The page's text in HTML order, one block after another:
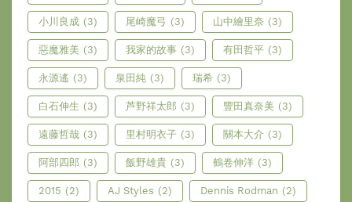
小川良成 (3) 尾崎魔弓 (3) 山中繪里奈 (3)
惡魔雅美 (3) 我家的故事 (3) 有田哲平 (3)
永源遙 (3) 泉田純 (3) 瑞希 (3)
白石伸生 (3) 芦野祥太郎 (3) 豐田真奈美 (3)
遠藤哲哉 (3) 里村明衣子 (3) 關本大介 (3)
阿部四郎 (3) 飯野雄貴 (3) 鶴卷伸洋 (3)
2015 (2) AJ Styles (2) Dennis Rodman (2)